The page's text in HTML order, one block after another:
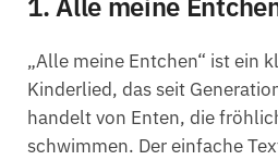
„Alle meine Entchen“ ist ein
Kinderlied, das seit
handelt von Enten, die
schwimmen. Der einfache